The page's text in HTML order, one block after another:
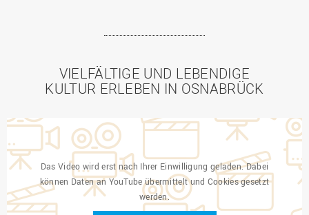
VIELFÄLTIGE UND LEBENDIGE
KULTUR ERLEBEN IN OSNABRÜCK
Das Video wird erst nach Ihrer Einwilligung geladen. Dabei
können Daten an YouTube übermittelt und Cookies gesetzt
werden.